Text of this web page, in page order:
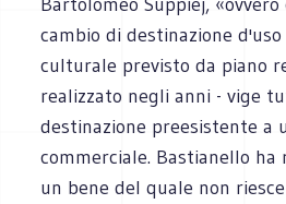
cambio di destinazione
culturale previsto da piano
realizzato negli anni - vige
destinazione preesistente a
commerciale. Bastianello
un bene del quale non